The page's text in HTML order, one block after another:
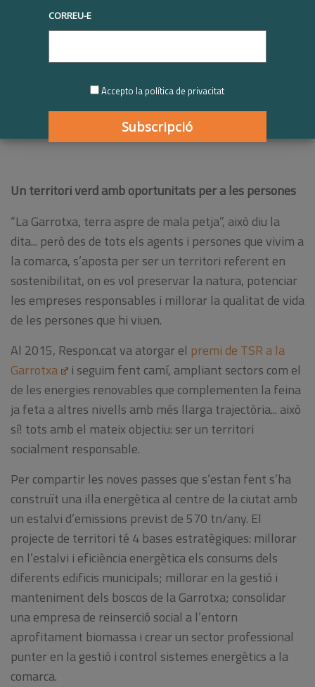
Tècnica en desenvolupament local DinàmiG
Un territori verd amb oportunitats per a les persones
“La Garrotxa, terra aspre de mala petja”, això diu la
dita... però des de tots els agents i persones que vivim a
la comarca, s’aposta per ser un territori referent en
sostenibilitat, on es vol preservar la natura, potenciar
les empreses responsables i millorar la qualitat de vida
de les persones que hi viuen.
Al 2015, Respon.cat va atorgar el premi de TSR a la
Garrotxa
i seguim fent camí, ampliant sectors com el
de les energies renovables que complementen la feina
ja feta a altres nivells amb més llarga trajectòria... això
sí! tots amb el mateix objectiu: ser un territori
socialment responsable.
Per compartir les noves passes que s’estan fent s’ha
construït una illa energètica al centre de la ciutat amb
un estalvi d’emissions previst de 570 tn/any. El
projecte de territori té 4 bases estratègiques: millorar
en l’estalvi i eficiència energètica els consums dels
diferents edificis municipals; millorar en la gestió i
manteniment dels boscos de la Garrotxa; consolidar
una empresa de reinserció social a l’entorn
aprofitament biomassa i crear un sector professional
punter en la gestió i control sistemes energètics a la
comarca.
CORREU-E
Accepto la política de privacitat